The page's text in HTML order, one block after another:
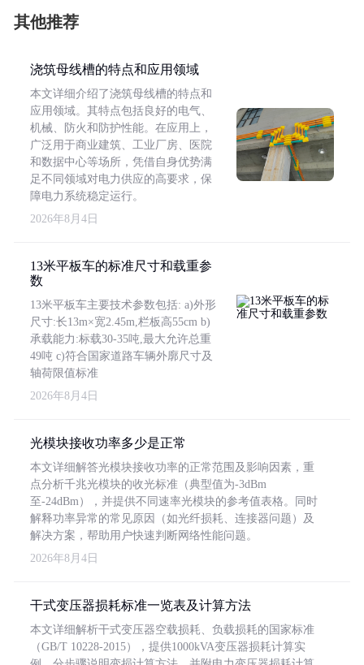
其他推荐
浇筑母线槽的特点和应用领域
本文详细介绍了浇筑母线槽的特点和
应用领域。其特点包括良好的电气、
机械、防火和防护性能。在应用上，
广泛用于商业建筑、工业厂房、医院
和数据中心等场所，凭借自身优势满
足不同领域对电力供应的高要求，保
障电力系统稳定运行。
2026年8月4日
13米平板车的标准尺寸和载重参
数
13米平板车主要技术参数包括: a)外形
尺寸:长13m×宽2.45m,栏板高55cm b)
承载能力:标载30-35吨,最大允许总重
49吨 c)符合国家道路车辆外廓尺寸及
轴荷限值标准
2026年8月4日
光模块接收功率多少是正常
本文详细解答光模块接收功率的正常范围及影响因素，重
点分析千兆光模块的收光标准（典型值为-3dBm
至-24dBm），并提供不同速率光模块的参考值表格。同时
解释功率异常的常见原因（如光纤损耗、连接器问题）及
解决方案，帮助用户快速判断网络性能问题。
2026年8月4日
干式变压器损耗标准一览表及计算方法
本文详细解析干式变压器空载损耗、负载损耗的国家标准
（GB/T 10228-2015），提供1000kVA变压器损耗计算实